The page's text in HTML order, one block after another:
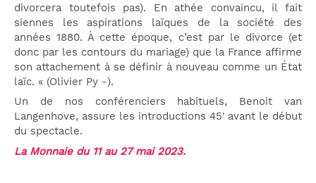
divorcera toutefois pas). En athée convaincu, il fait
siennes les aspirations laïques de la société des
années 1880. À cette époque, c’est par le divorce (et
donc par les contours du mariage) que la France affirme
son attachement à se définir à nouveau comme un État
laïc. « (Olivier Py -).
Un de nos conférenciers habituels, Benoit van
Langenhove, assure les introductions 45′ avant le début
du spectacle.
La Monnaie du 11 au 27 mai 2023.